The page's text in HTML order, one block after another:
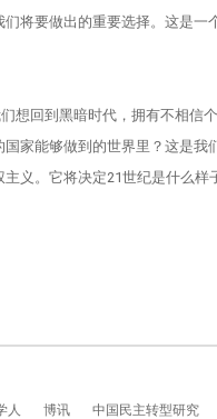
将要做出的重要选择。 这是一
想回到黑暗时代，拥有不相信
国家能够做到的世界里？这是我
主义。它将决定21世纪是什么样
人 博讯
中国民主转型研究